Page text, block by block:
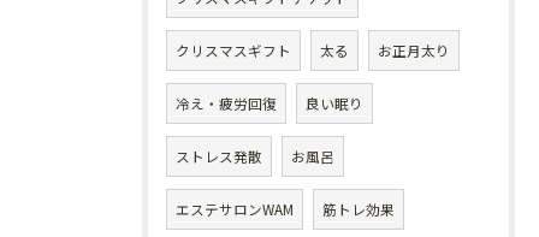
クリスマスギフト 太る お正月太り
冷え・疲労回復 良い眠り
ストレス発散 お風呂
エステサロンWAM 筋トレ効果